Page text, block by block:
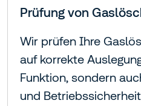
Prüfung von
Wir prüfen Ihre
auf korrekte
Funktion, sondern
und